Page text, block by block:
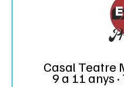
Casal Teatre
9 a 11 anys